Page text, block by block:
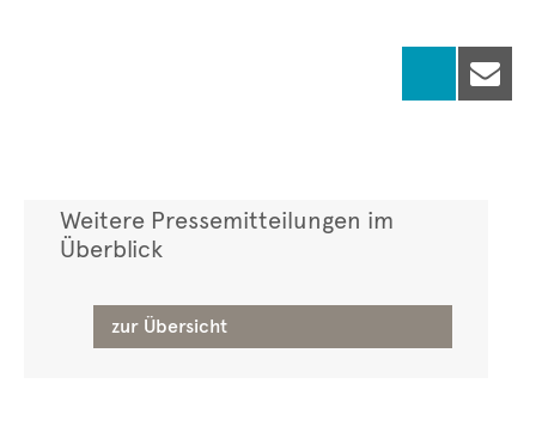

Weitere Pressemitteilungen im
Überblick
zur Übersicht